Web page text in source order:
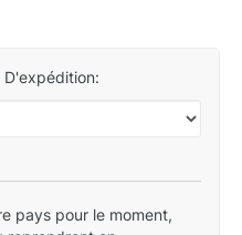
D'expédition:
pays pour le moment,